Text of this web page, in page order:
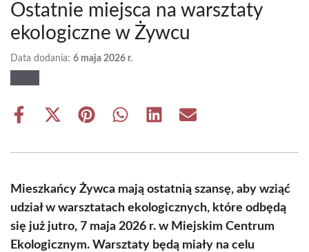
Ostatnie miejsca na warsztaty
ekologiczne w Żywcu
Data dodania: 6 maja 2026 r.
Share
Share
(Twitter)
Share Share Share Share
Mieszkańcy Żywca mają ostatnią szansę, aby wziąć
udział w warsztatach ekologicznych, które odbędą
się już jutro, 7 maja 2026 r. w Miejskim Centrum
Ekologicznym. Warsztaty będą miały na celu